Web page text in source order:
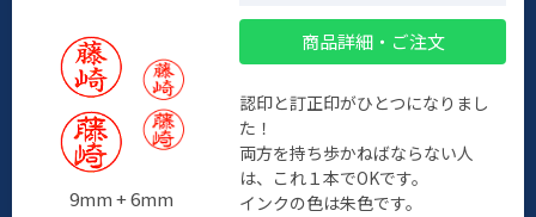
9mm + 6mm
商品詳細・ご注文
認印と訂正印がひとつになりまし
た！
両方を持ち歩かねばならない人
は、これ１本でOKです。
インクの色は朱色です。